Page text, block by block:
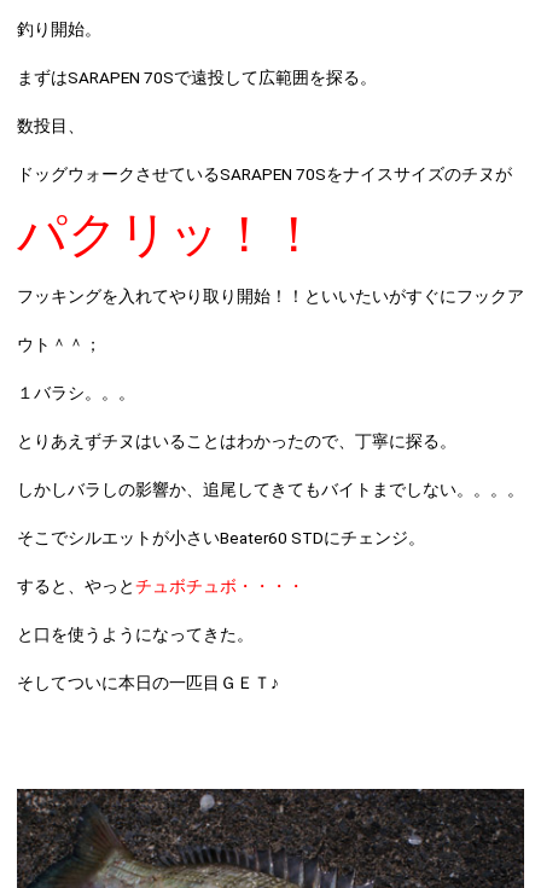
釣り開始。
まずはSARAPEN 70Sで遠投して広範囲を探る。
数投目、
ドッグウォークさせているSARAPEN 70Sをナイスサイズのチヌが
パクリッ！！
フッキングを入れてやり取り開始！！といいたいがすぐにフックア
ウト＾＾；
１バラシ。。。
とりあえずチヌはいることはわかったので、丁寧に探る。
しかしバラしの影響か、追尾してきてもバイトまでしない。。。。
そこでシルエットが小さいBeater60 STDにチェンジ。
すると、やっとチュボチュボ・・・・
と口を使うようになってきた。
そしてついに本日の一匹目ＧＥＴ♪